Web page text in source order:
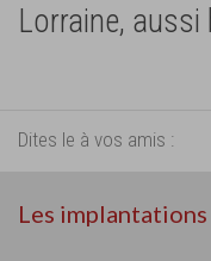
Lorraine, aussi
Dites le à vos amis :
Les implantations